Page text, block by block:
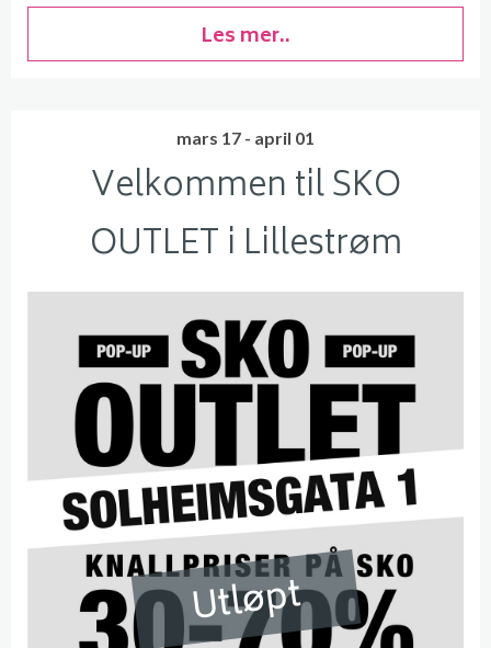
Les mer..
mars 17 - april 01
Velkommen til SKO
OUTLET i Lillestrøm
Utløpt